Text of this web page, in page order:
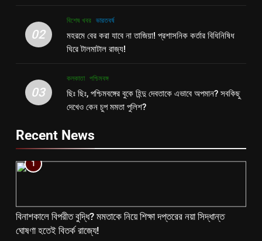
02
বিশেষ খবর ভারতবর্ষ
মহরমে বের করা যাবে না তাজিয়া! প্রশাসনিক কর্তার বিধিনিষিধ
ঘিরে টালমাটাল রাজ্য!
03
কলকাতা পশ্চিমবঙ্গ
ছিঃ ছিঃ, পশ্চিমবঙ্গের বুকে হিন্দু দেবতাকে এভাবে অপমান? সবকিছু
দেখেও কেন চুপ মমতা পুলিশ?
Recent News
1
বিনাশকালে বিপরীত বুদ্ধি? মমতাকে নিয়ে শিক্ষা দপ্তরের নয়া সিদ্ধান্ত
ঘোষণা হতেই বিতর্ক রাজ্যে!